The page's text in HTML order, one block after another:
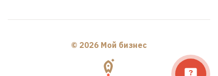
© 2026 Мой бизнес